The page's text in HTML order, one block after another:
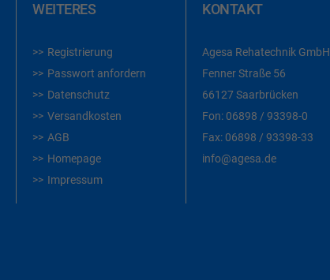
WEITERES
Registrierung
Passwort anfordern
Datenschutz
Versandkosten
AGB
Homepage
Impressum
KONTAKT
Agesa Rehatechnik GmbH
Fenner Straße 56
66127 Saarbrücken
Fon: 06898 / 93398-0
Fax: 06898 / 93398-33
info@agesa.de